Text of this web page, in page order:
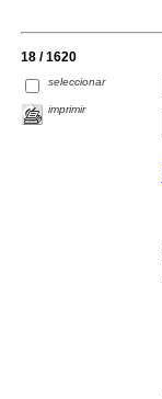
18 / 1620
seleccionar
imprimir